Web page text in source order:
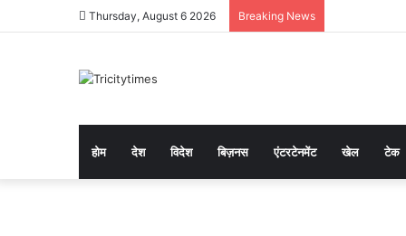
Thursday, August 6 2026 Breaking News
होम देश विदेश बिज़नस एंटरटेनमेंट खेल टेक